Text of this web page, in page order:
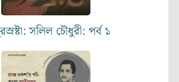
সলিল চৌধুরী: পর্ব ১